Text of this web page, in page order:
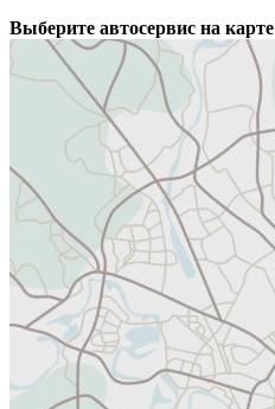
Выберите автосервис на карте